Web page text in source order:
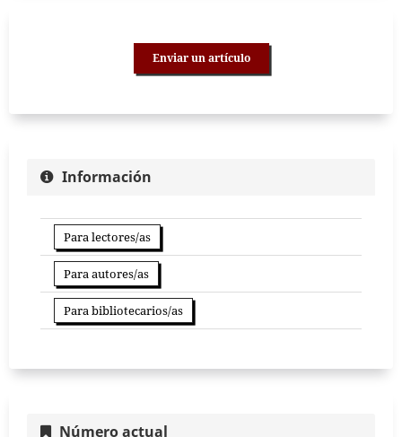
Enviar un artículo
Información
Para lectores/as
Para autores/as
Para bibliotecarios/as
Número actual